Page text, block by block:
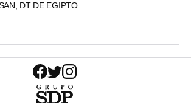
DT DE EGIPTO